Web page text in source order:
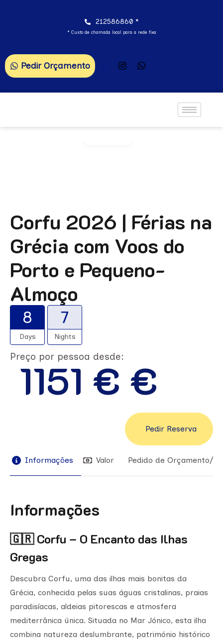
212586860 *
* Custo de chamada local para a rede fixa
Pedir Orçamento
Corfu 2026 | Férias na
Grécia com Voos do
Porto e Pequeno-
Almoço
8
Days
7
Nights
Preço por pessoa desde:
1151 € €
Pedir Reserva
Informações Valor Pedido de Orçamento/
Informações
🇬🇷 Corfu – O Encanto das Ilhas
Gregas
Descubra Corfu, uma das ilhas mais bonitas da
Grécia, conhecida pelas suas águas cristalinas, praias
paradisíacas, aldeias pitorescas e atmosfera
mediterrânica única. Situada no Mar Jónico, esta ilha
combina natureza deslumbrante, património histórico